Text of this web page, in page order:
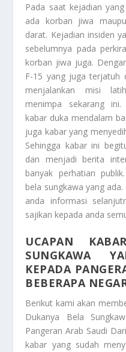
Pada saat kejadian
ada korban jiwa
darat. Kejadian insiden
sebelumnya pada
korban jiwa juga.
F-15 yang juga terjatuh
menjalankan misi
menimpa sekarang
kabar duka mendalam
juga kabar yang
Sehingga kabar ini
dan menjadi berita
banyak perhatian
bela sungkawa yang
anda informasi
sajikan kepada anda
UCAPAN
SUNGKAWA
KEPADA
BEBERAPA
Berikut kami akan
Dukanya Bela
Pangeran Arab Saudi
kabar yang sudah